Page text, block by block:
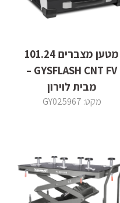
מטען מצברים 101.24
GYSFLASH CNT FV –
מבית לוירון
מקט: GY025967